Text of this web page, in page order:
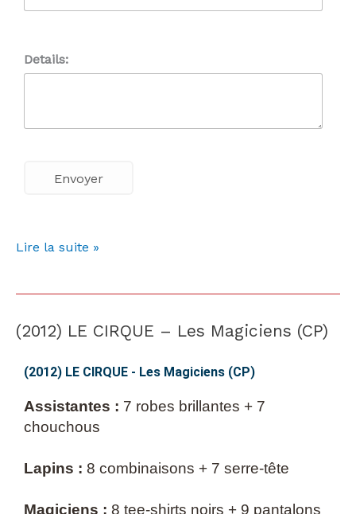
Details:
Lire la suite »
(2012) LE CIRQUE – Les Magiciens (CP)
(2012) LE CIRQUE - Les Magiciens (CP)
Assistantes : 7 robes brillantes + 7
chouchous
Lapins : 8 combinaisons + 7 serre-tête
Magiciens : 8 tee-shirts noirs + 9 pantalons
(2012)
CIRQUE
Les
Magiciens